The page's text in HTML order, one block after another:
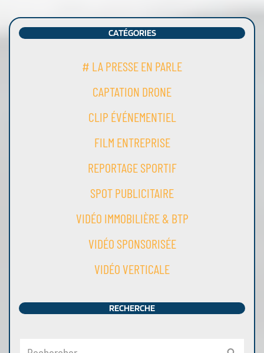
CATÉGORIES
# LA PRESSE EN PARLE
CAPTATION DRONE
CLIP ÉVÉNEMENTIEL
FILM ENTREPRISE
REPORTAGE SPORTIF
SPOT PUBLICITAIRE
VIDÉO IMMOBILIÈRE & BTP
VIDÉO SPONSORISÉE
VIDÉO VERTICALE
RECHERCHE